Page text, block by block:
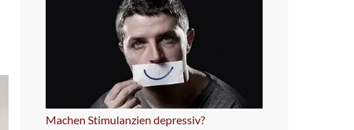
Machen Stimulanzien depressiv?